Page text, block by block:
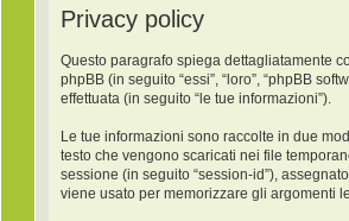
Privacy policy
Questo paragrafo spiega dettagliatamente
phpBB (in seguito “essi”, “loro”, “phpBB
effettuata (in seguito “le tue informazioni”).
Le tue informazioni sono raccolte in due
testo che vengono scaricati nei file
sessione (in seguito “session-id”),
viene usato per memorizzare gli argomenti